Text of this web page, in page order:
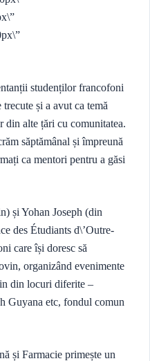
studenților francofoni
și a avut ca temă
din alte țări cu comunitatea.
săptămânal și împreună
ca mentori pentru a găsi
și Yohan Joseph (din
des Étudiants d\’Outre-
care își doresc să
organizând evenimente
din locuri diferite –
Guyana etc, fondul comun
și Farmacie primește un